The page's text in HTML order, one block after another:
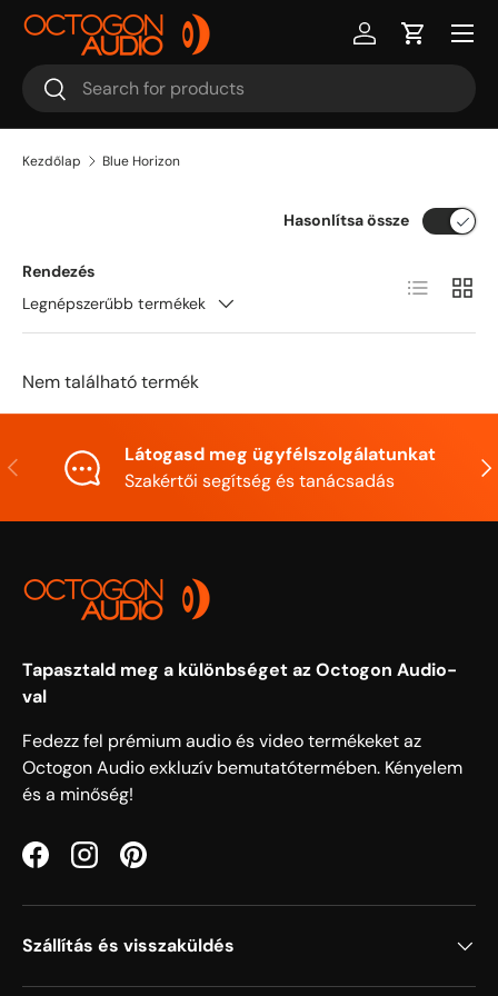
Ugrás a tartalomra
Keresés
Keresés
BelépésKosár
Kezdőlap Blue Horizon
Rendezés
Legnépszerűbb termékek
Hasonlítsa össze
Lista Rács
Nem található termék
Előző
Látogasd meg ügyfélszolgálatunkat
Szakértői segítség és tanácsadás
Tapasztald meg a különbséget az Octogon Audio-
val
Fedezz fel prémium audio és video termékeket az
Octogon Audio exkluzív bemutatótermében. Kényelem
és a minőség!
FacebookInstagramPinterest
Szállítás és visszaküldés